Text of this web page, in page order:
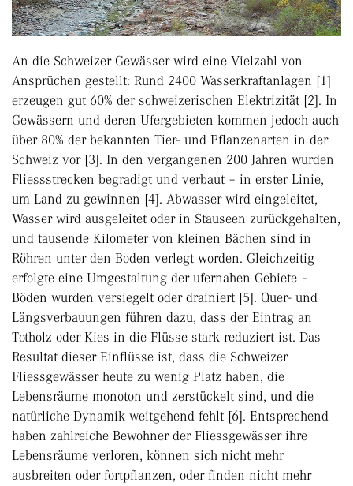
An die Schweizer Gewässer wird eine Vielzahl von
Ansprüchen gestellt: Rund 2400 Wasserkraftanlagen [1]
erzeugen gut 60% der schweizerischen Elektrizität [2]. In
Gewässern und deren Ufergebieten kommen jedoch auch
über 80% der bekannten Tier- und Pflanzenarten in der
Schweiz vor [3]. In den vergangenen 200 Jahren wurden
Fliessstrecken begradigt und verbaut – in erster Linie,
um Land zu gewinnen [4]. Abwasser wird eingeleitet,
Wasser wird ausgeleitet oder in Stauseen zurückgehalten,
und tausende Kilometer von kleinen Bächen sind in
Röhren unter den Boden verlegt worden. Gleichzeitig
erfolgte eine Umgestaltung der ufernahen Gebiete –
Böden wurden versiegelt oder drainiert [5]. Quer- und
Längsverbauungen führen dazu, dass der Eintrag an
Totholz oder Kies in die Flüsse stark reduziert ist. Das
Resultat dieser Einflüsse ist, dass die Schweizer
Fliessgewässer heute zu wenig Platz haben, die
Lebensräume monoton und zerstückelt sind, und die
natürliche Dynamik weitgehend fehlt [6]. Entsprechend
haben zahlreiche Bewohner der Fliessgewässer ihre
Lebensräume verloren, können sich nicht mehr
ausbreiten oder fortpflanzen, oder finden nicht mehr